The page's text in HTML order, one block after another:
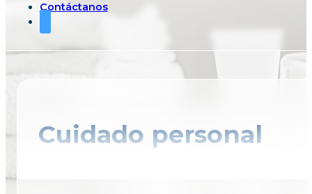
Contáctanos
Cuidado personal